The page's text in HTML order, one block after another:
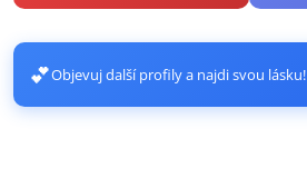
💕Objevuj další profily a najdi svou lásku!